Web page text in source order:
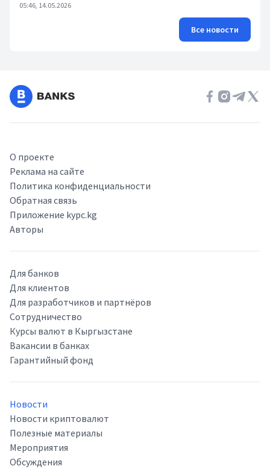
05:46, 14.05.2026
Все новости
О проекте
Реклама на сайте
Политика конфиденциальности
Обратная связь
Приложение kypc.kg
Авторы
Для банков
Для клиентов
Для разработчиков и партнёров
Сотрудничество
Курсы валют в Кыргызстане
Вакансии в банках
Гарантийный фонд
Новости
Новости криптовалют
Полезные материалы
Мероприятия
Обсуждения